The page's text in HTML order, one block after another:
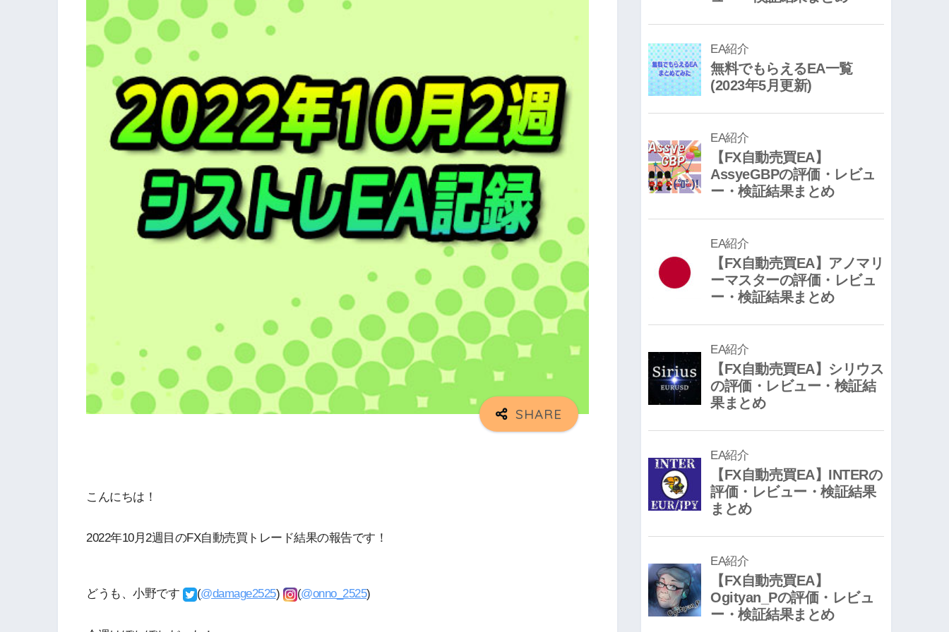
こんにちは！
2022年10月2週目のFX自動売買トレード結果の報告です！
どうも、小野です (@damage2525) (@onno_2525)